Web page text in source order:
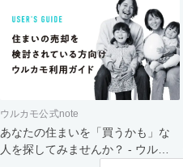
ウルカモ公式note
あなたの住まいを「買うかも」な
人を探してみませんか？ - ウルカ